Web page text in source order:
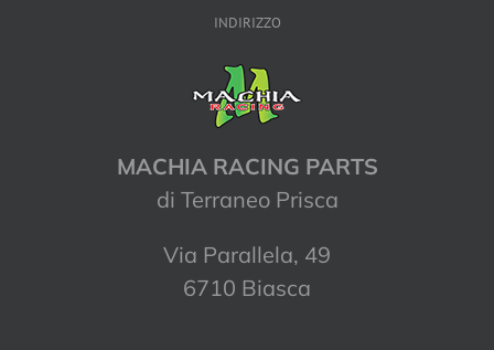
INDIRIZZO
MACHIA RACING PARTS
di Terraneo Prisca
Via Parallela, 49
6710 Biasca